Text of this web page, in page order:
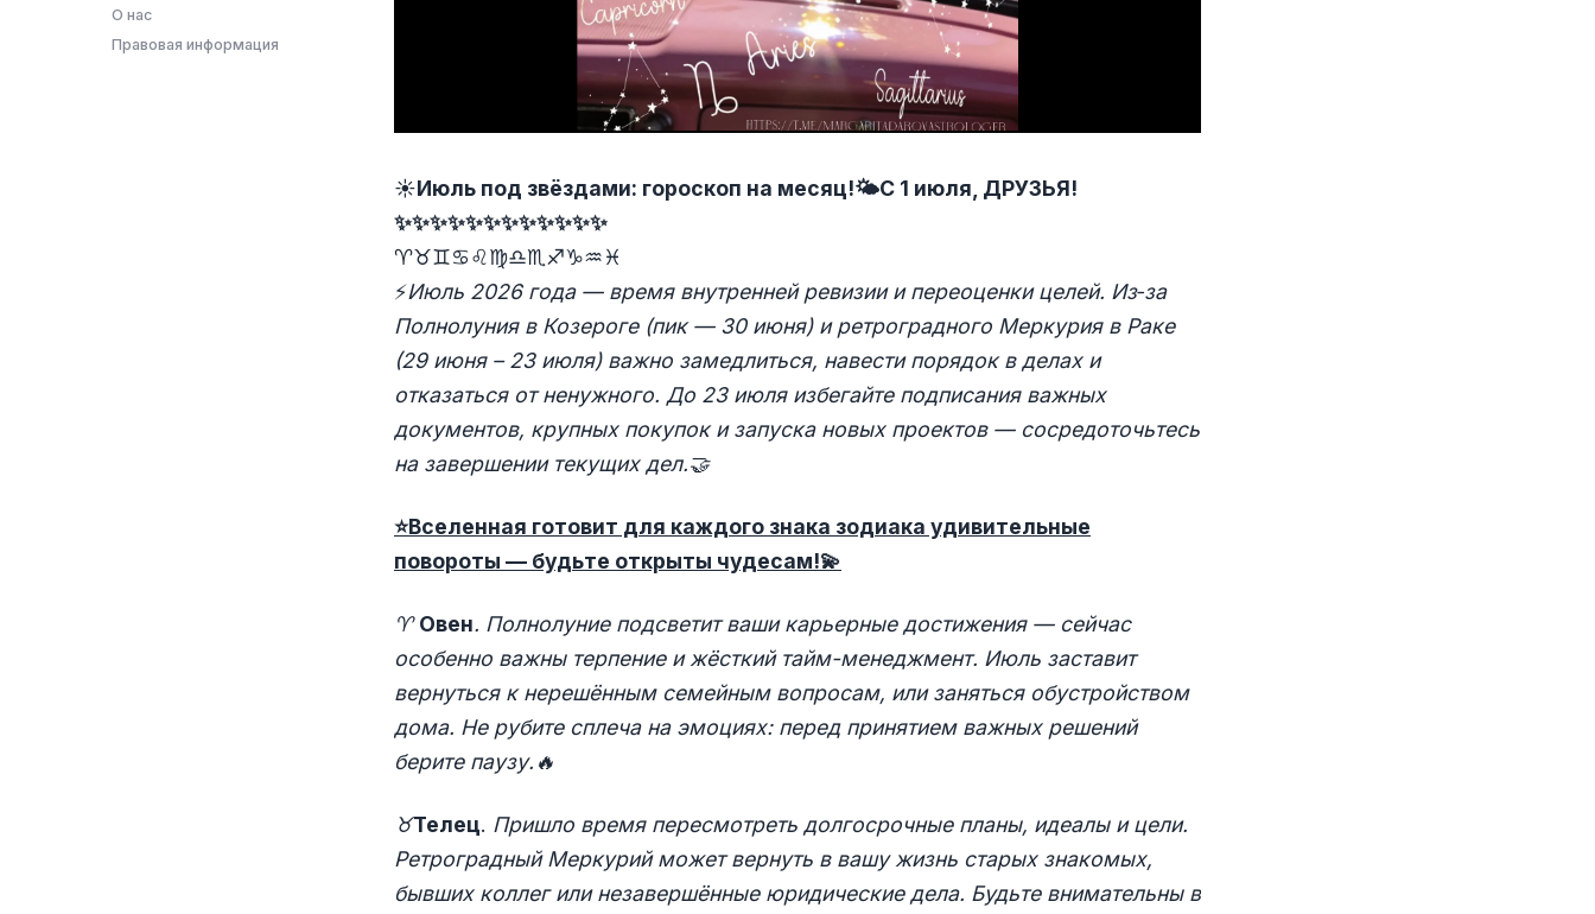
О нас
Правовая информация
☀️Июль под звёздами: гороскоп на месяц!🌤️С 1 июля, ДРУЗЬЯ!
✨✨✨✨✨✨✨✨✨✨✨✨
♈♉♊♋♌♍♎♏♐♑♒♓
⚡Июль 2026 года — время внутренней ревизии и переоценки целей. Из‑за
Полнолуния в Козероге (пик — 30 июня) и ретроградного Меркурия в Раке
(29 июня – 23 июля) важно замедлиться, навести порядок в делах и
отказаться от ненужного. До 23 июля избегайте подписания важных
документов, крупных покупок и запуска новых проектов — сосредоточьтесь
на завершении текущих дел.🤝
⭐Вселенная готовит для каждого знака зодиака удивительные
повороты — будьте открыты чудесам!💫
♈️ Овен. Полнолуние подсветит ваши карьерные достижения — сейчас
особенно важны терпение и жёсткий тайм-менеджмент. Июль заставит
вернуться к нерешённым семейным вопросам, или заняться обустройством
дома. Не рубите сплеча на эмоциях: перед принятием важных решений
берите паузу. 🔥
♉️Телец. Пришло время пересмотреть долгосрочные планы, идеалы и цели.
Ретроградный Меркурий может вернуть в вашу жизнь старых знакомых,
бывших коллег или незавершённые юридические дела. Будьте внимательны в